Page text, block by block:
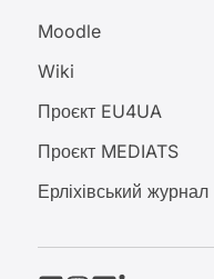
Moodle
Wiki
Проєкт EU4UA
Проєкт MEDIATS
Ерліхівський журнал